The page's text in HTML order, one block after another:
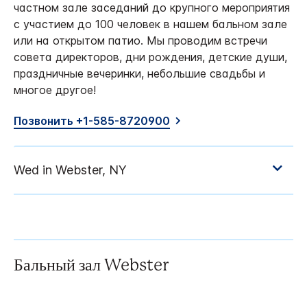
частном зале заседаний до крупного мероприятия
с участием до 100 человек в нашем бальном зале
или на открытом патио. Мы проводим встречи
совета директоров, дни рождения, детские души,
праздничные вечеринки, небольшие свадьбы и
многое другое!
Позвонить +1-585-8720900
Бальный зал Webster